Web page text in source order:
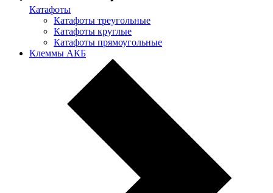
Катафоты
Катафоты треугольные
Катафоты круглые
Катафоты прямоугольные
Клеммы АКБ